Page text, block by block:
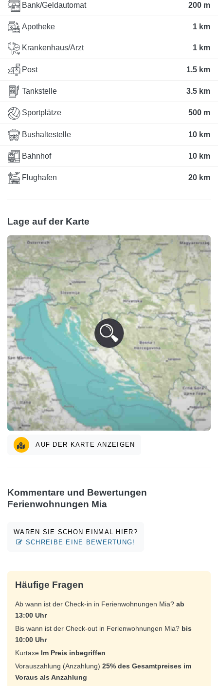
Bank/Geldautomat 200 m
Apotheke 1 km
Krankenhaus/Arzt 1 km
Post 1.5 km
Tankstelle 3.5 km
Sportplätze 500 m
Bushaltestelle 10 km
Bahnhof 10 km
Flughafen 20 km
Lage auf der Karte
AUF DER KARTE ANZEIGEN
Kommentare und Bewertungen
Ferienwohnungen Mia
WAREN SIE SCHON EINMAL HIER?
SCHREIBE EINE BEWERTUNG!
Häufige Fragen
Ab wann ist der Check-in in Ferienwohnungen Mia? ab
13:00 Uhr
Bis wann ist der Check-out in Ferienwohnungen Mia? bis
10:00 Uhr
Kurtaxe Im Preis inbegriffen
Vorauszahlung (Anzahlung) 25% des Gesamtpreises im
Voraus als Anzahlung